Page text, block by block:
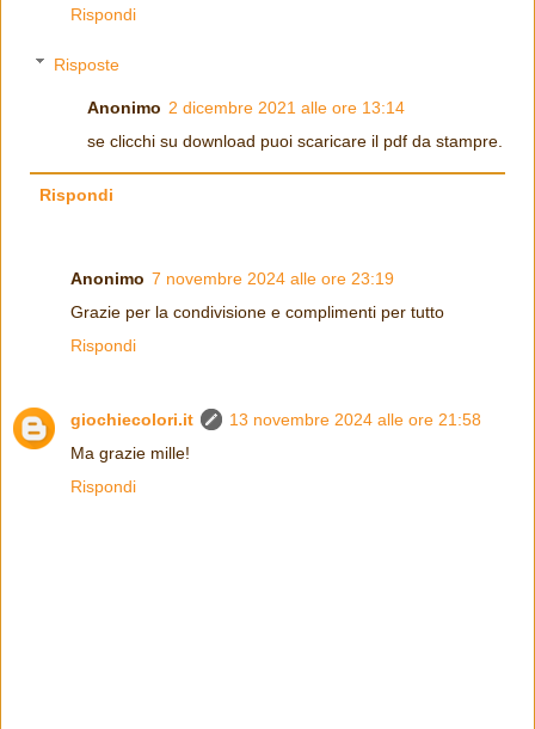
Rispondi
Risposte
Anonimo 2 dicembre 2021 alle ore 13:14
se clicchi su download puoi scaricare il pdf da stampre.
Rispondi
Anonimo 7 novembre 2024 alle ore 23:19
Grazie per la condivisione e complimenti per tutto
Rispondi
giochiecolori.it
13 novembre 2024 alle ore 21:58
Ma grazie mille!
Rispondi